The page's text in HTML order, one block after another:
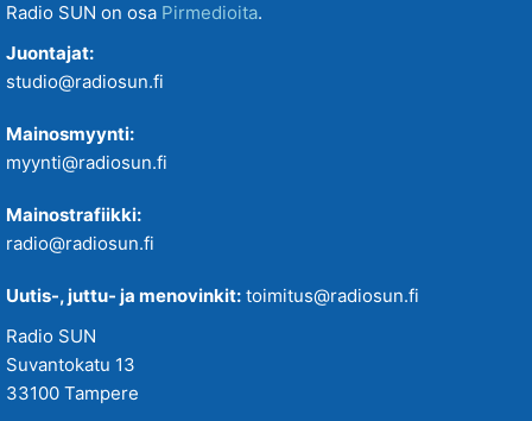
Radio SUN on osa Pirmedioita.
Juontajat:
studio@radiosun.fi
Mainosmyynti:
myynti@radiosun.fi
Mainostrafiikki:
radio@radiosun.fi
Uutis-, juttu- ja menovinkit: toimitus@radiosun.fi
Radio SUN
Suvantokatu 13
33100 Tampere